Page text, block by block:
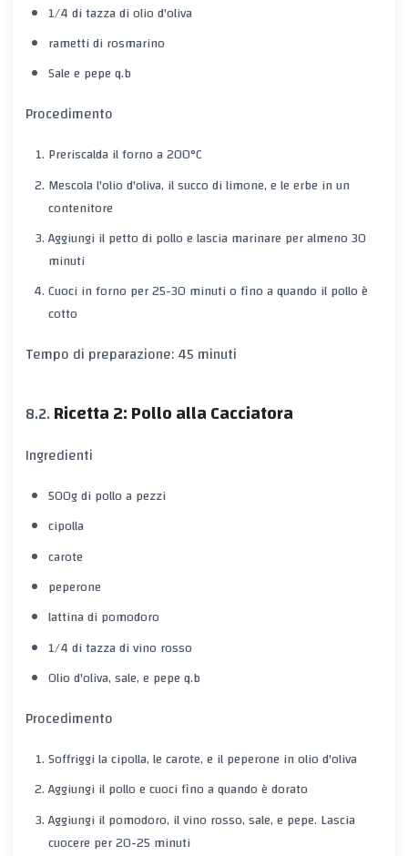
1/4 di tazza di olio d'oliva
rametti di rosmarino
Sale e pepe q.b
Procedimento
Preriscalda il forno a 200°C
Mescola l'olio d'oliva, il succo di limone, e le erbe in un
contenitore
Aggiungi il petto di pollo e lascia marinare per almeno 30
minuti
Cuoci in forno per 25-30 minuti o fino a quando il pollo è
cotto
Tempo di preparazione: 45 minuti
Ricetta 2: Pollo alla Cacciatora
Ingredienti
500g di pollo a pezzi
cipolla
carote
peperone
lattina di pomodoro
1/4 di tazza di vino rosso
Olio d'oliva, sale, e pepe q.b
Procedimento
Soffriggi la cipolla, le carote, e il peperone in olio d'oliva
Aggiungi il pollo e cuoci fino a quando è dorato
Aggiungi il pomodoro, il vino rosso, sale, e pepe. Lascia
cuocere per 20-25 minuti